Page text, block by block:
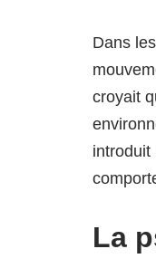
Dans
croyait
introduit
La